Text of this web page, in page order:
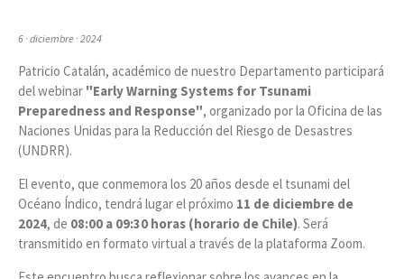
6 · diciembre · 2024
Patricio Catalán, académico de nuestro Departamento participará
del webinar "Early Warning Systems for Tsunami
Preparedness and Response", organizado por la Oficina de las
Naciones Unidas para la Reducción del Riesgo de Desastres
(UNDRR).
El evento, que conmemora los 20 años desde el tsunami del
Océano Índico, tendrá lugar el próximo 11 de diciembre de
2024, de 08:00 a 09:30 horas (horario de Chile). Será
transmitido en formato virtual a través de la plataforma Zoom.